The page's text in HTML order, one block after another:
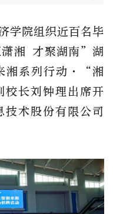
学院组织近百名毕
潇湘 才聚湖南”湖
湘系列行动·“湘
长刘钟理出席开
技术股份有限公司